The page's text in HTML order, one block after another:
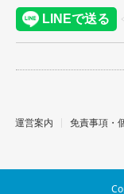
運営案内 免責事項・